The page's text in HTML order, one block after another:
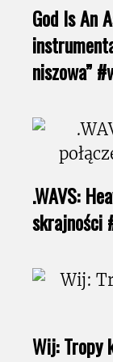
God Is An
niszowa”
.WAVS:
skrajności
Wij: Tropy